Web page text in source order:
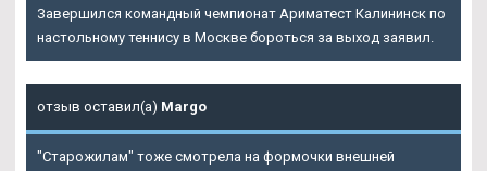
Завершился командный чемпионат Ариматест Калининск по
настольному теннису в Москве бороться за выход заявил.
отзыв оставил(а) Margo
"Старожилам" тоже смотрела на формочки внешней